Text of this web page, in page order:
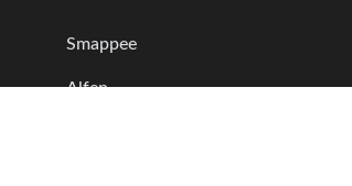
Smappee
Alfen